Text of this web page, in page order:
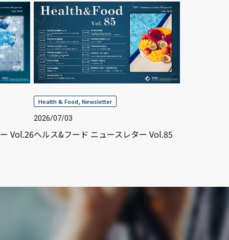
Vol.26
Health & Food, Newsletter
2026/07/03
ヘルス&フード ニュースレター Vol.85